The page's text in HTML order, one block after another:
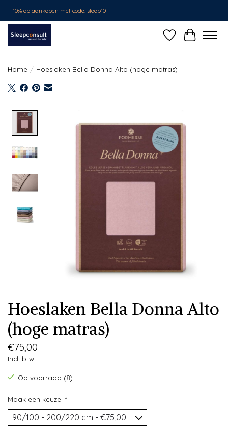
10% op aankopen met code: sleep10
Verlanglijst
Home / Hoeslaken Bella Donna Alto (hoge matras)
Hoeslaken Bella Donna Alto
(hoge matras)
€75,00
Incl. btw
Op voorraad (8)
Maak een keuze: *